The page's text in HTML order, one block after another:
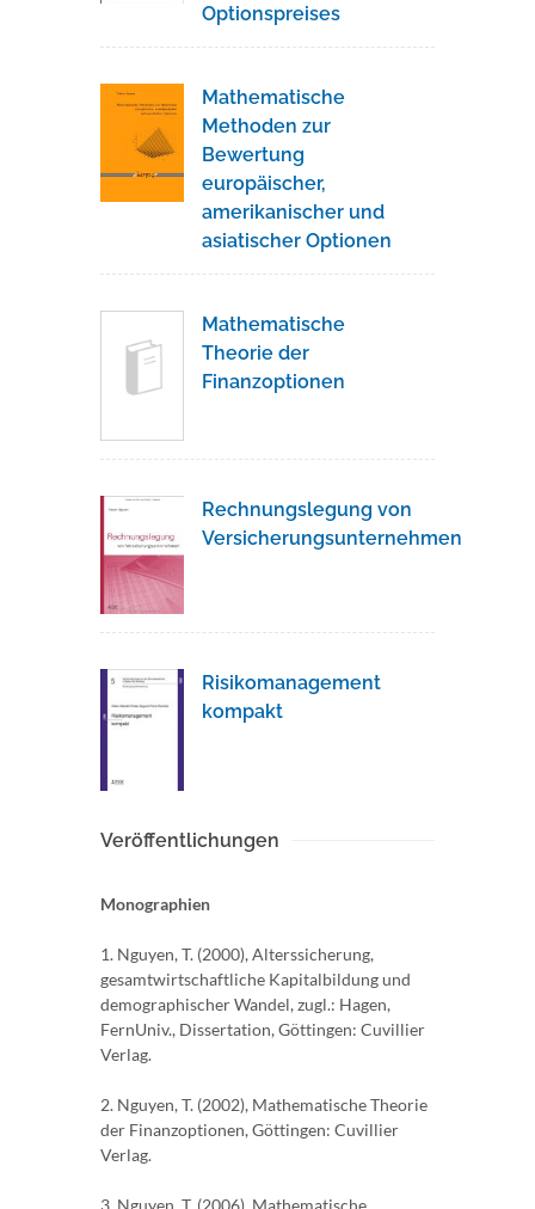
Optionspreises
Mathematische
Methoden zur
Bewertung
europäischer,
amerikanischer und
asiatischer Optionen
Mathematische
Theorie der
Finanzoptionen
Rechnungslegung von
Versicherungsunternehmen
Risikomanagement
kompakt
Veröffentlichungen
Monographien
1. Nguyen, T. (2000), Alterssicherung,
gesamtwirtschaftliche Kapitalbildung und
demographischer Wandel, zugl.: Hagen,
FernUniv., Dissertation, Göttingen: Cuvillier
Verlag.
2. Nguyen, T. (2002), Mathematische Theorie
der Finanzoptionen, Göttingen: Cuvillier
Verlag.
3. Nguyen, T. (2006), Mathematische